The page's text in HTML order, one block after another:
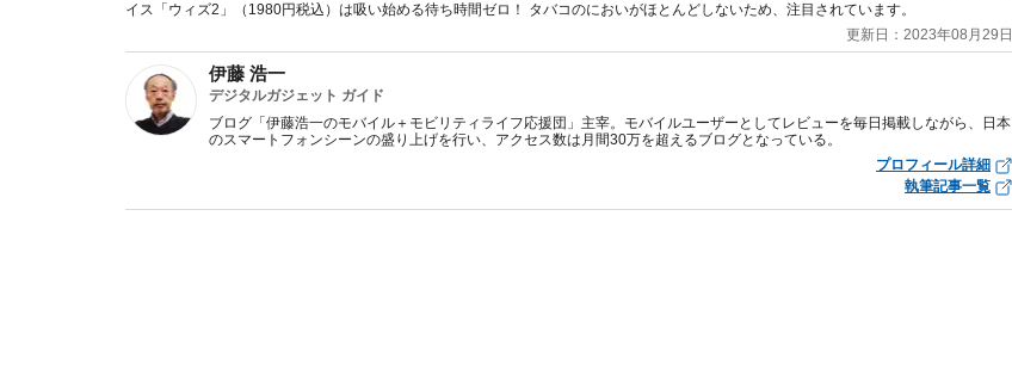
イス「ウィズ2」（1980円税込）は吸い始める待ち時間ゼロ！ タバコのにおいがほとんどしないため、注目されています。
更新日：2023年08月29日
伊藤 浩一
デジタルガジェット ガイド
ブログ「伊藤浩一のモバイル＋モビリティライフ応援団」主宰。モバイルユーザーとしてレビューを毎日掲載しながら、日本
のスマートフォンシーンの盛り上げを行い、アクセス数は月間30万を超えるブログとなっている。
プロフィール詳細
執筆記事一覧